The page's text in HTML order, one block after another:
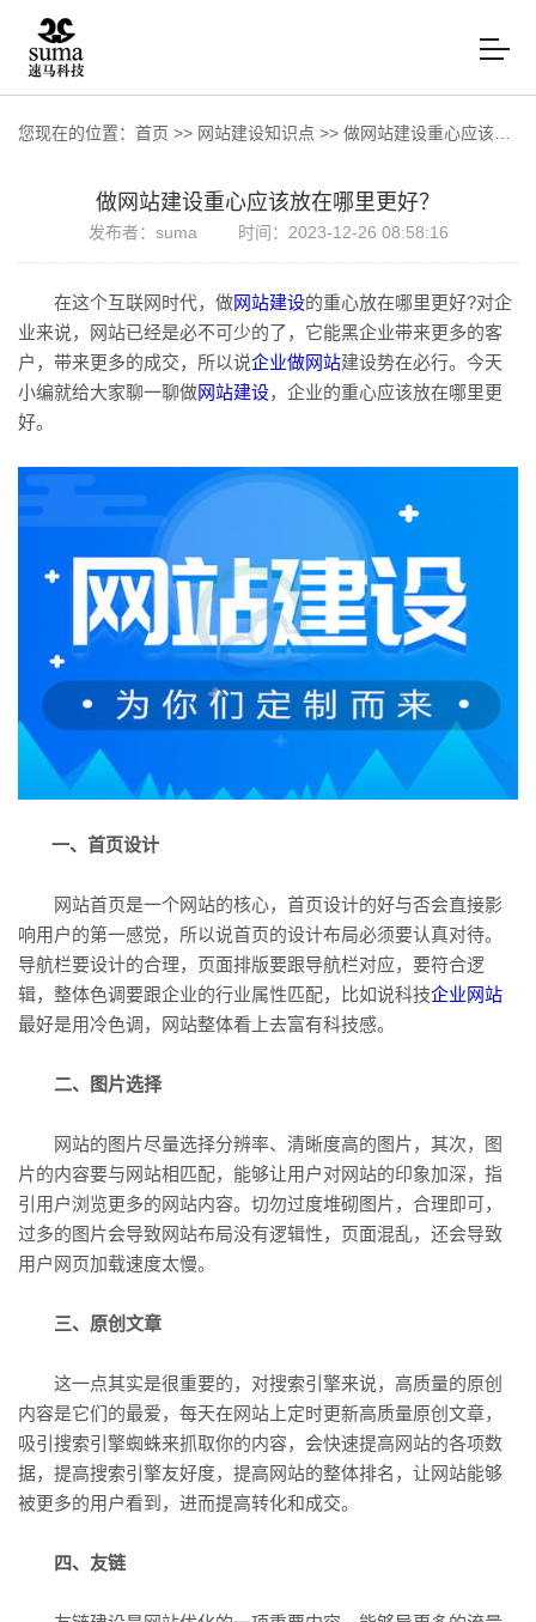
您现在的位置： 首页 >> 网站建设知识点 >> 做网站建设重心应该放在哪里更好？
做网站建设重心应该放在哪里更好？
发布者：suma 时间：2023-12-26 08:58:16
在这个互联网时代，做网站建设的重心放在哪里更好?对企
业来说，网站已经是必不可少的了，它能黑企业带来更多的客
户，带来更多的成交，所以说企业做网站建设势在必行。今天
小编就给大家聊一聊做网站建设，企业的重心应该放在哪里更
好。
一、首页设计
网站首页是一个网站的核心，首页设计的好与否会直接影
响用户的第一感觉，所以说首页的设计布局必须要认真对待。
导航栏要设计的合理，页面排版要跟导航栏对应，要符合逻
辑，整体色调要跟企业的行业属性匹配，比如说科技企业网站
最好是用冷色调，网站整体看上去富有科技感。
二、图片选择
网站的图片尽量选择分辨率、清晰度高的图片，其次，图
片的内容要与网站相匹配，能够让用户对网站的印象加深，指
引用户浏览更多的网站内容。切勿过度堆砌图片，合理即可，
过多的图片会导致网站布局没有逻辑性，页面混乱，还会导致
用户网页加载速度太慢。
三、原创文章
这一点其实是很重要的，对搜索引擎来说，高质量的原创
内容是它们的最爱，每天在网站上定时更新高质量原创文章，
吸引搜索引擎蜘蛛来抓取你的内容，会快速提高网站的各项数
据，提高搜索引擎友好度，提高网站的整体排名，让网站能够
被更多的用户看到，进而提高转化和成交。
四、友链